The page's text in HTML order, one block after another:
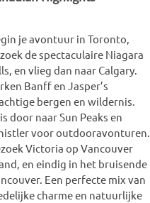
je avontuur in Toronto,
de spectaculaire Niagara
en vlieg dan naar Calgary.
Banff en Jasper’s
bergen en wildernis.
door naar Sun Peaks en
voor outdooravonturen.
Victoria op Vancouver
en eindig in het bruisende
Een perfecte mix van
charme en natuurlijke